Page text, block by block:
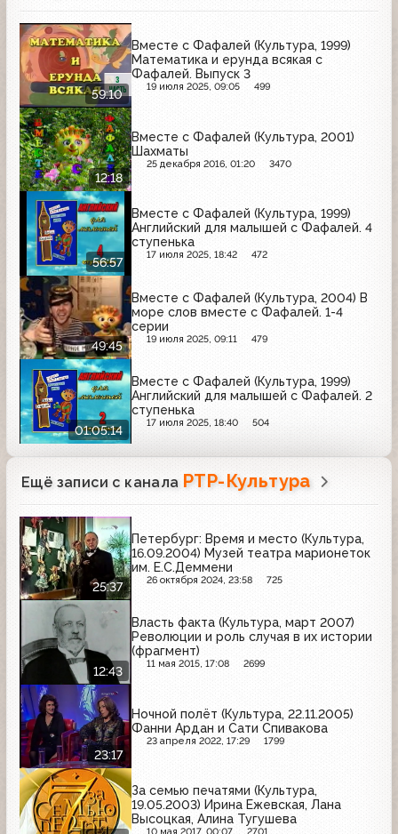
59:10
Вместе с Фафалей (Культура, 1999)
Математика и ерунда всякая с
Фафалей. Выпуск 3
19 июля 2025, 09:05 499
12:18
Вместе с Фафалей (Культура, 2001)
Шахматы
25 декабря 2016, 01:20 3470
56:57
Вместе с Фафалей (Культура, 1999)
Английский для малышей с Фафалей. 4
ступенька
17 июля 2025, 18:42 472
49:45
Вместе с Фафалей (Культура, 2004) В
море слов вместе с Фафалей. 1-4
серии
19 июля 2025, 09:11 479
01:05:14
Вместе с Фафалей (Культура, 1999)
Английский для малышей с Фафалей. 2
ступенька
17 июля 2025, 18:40 504
Ещё записи с канала РТР-Культура
25:37
Петербург: Время и место (Культура,
16.09.2004) Музей театра марионеток
им. Е.С.Деммени
26 октября 2024, 23:58 725
12:43
Власть факта (Культура, март 2007)
Революции и роль случая в их истории
(фрагмент)
11 мая 2015, 17:08 2699
23:17
Ночной полёт (Культура, 22.11.2005)
Фанни Ардан и Сати Спивакова
23 апреля 2022, 17:29 1799
За семью печатями (Культура,
19.05.2003) Ирина Ежевская, Лана
Высоцкая, Алина Тугушева